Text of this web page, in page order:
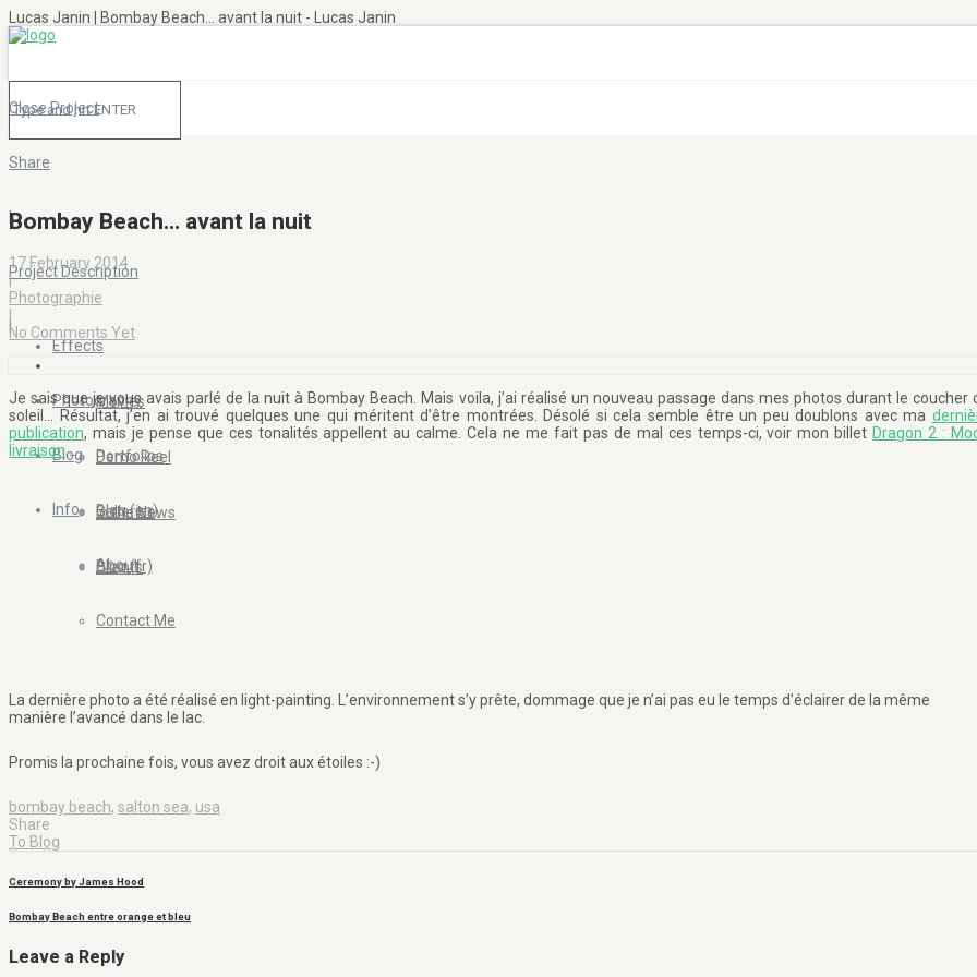
Lucas Janin | Bombay Beach... avant la nuit - Lucas Janin
Effects
Movies
Demo Reel
In the News
Photography
Portfolios
Galleries
Clients
Blog
Blog (en)
Blog (fr)
Info
About
Contact Me
Close Project
Share
|
Project Description
|
Bombay Beach… avant la nuit
17 February 2014
|
Photographie
No Comments Yet
Je sais que je vous avais parlé de la nuit à Bombay Beach. Mais voila, j’ai réalisé un nouveau passage dans mes photos durant le coucher
soleil… Résultat, j’en ai trouvé quelques une qui méritent d’être montrées. Désolé si cela semble être un peu doublons avec ma
publication, mais je pense que ces tonalités appellent au calme. Cela ne me fait pas de mal ces temps-ci, voir mon billet Dragon 2 :
livraison…
La dernière photo a été réalisé en light-painting. L’environnement s’y prête, dommage que je n’ai pas eu le temps d’éclairer de la même
manière l’avancé dans le lac.
Promis la prochaine fois, vous avez droit aux étoiles :-)
bombay beach, salton sea, usa
Share
To Blog
Ceremony by James Hood
Bombay Beach entre orange et bleu
Leave a Reply